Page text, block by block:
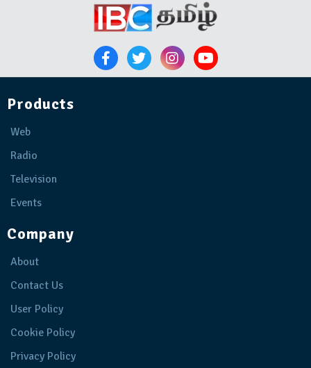
Products
Web
Radio
Television
Events
Company
About
Contact Us
User Policy
Cookie Policy
Privacy Policy